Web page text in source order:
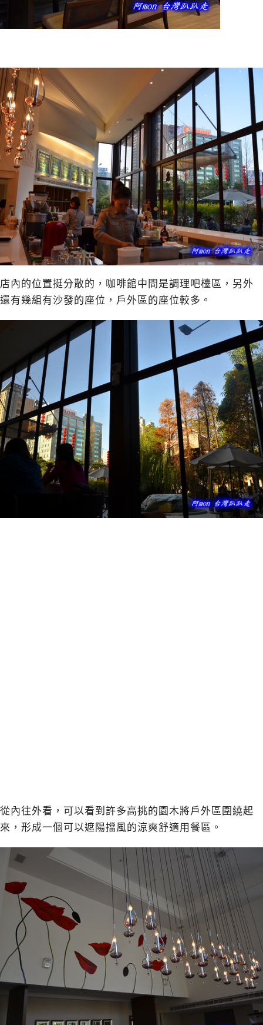
店內的位置挺分散的，咖啡館中間是調理吧檯區，另外
還有幾組有沙發的座位，戶外區的座位較多。
從內往外看，可以看到許多高挑的園木將戶外區圍繞起
來，形成一個可以遮陽擋風的涼爽舒適用餐區。